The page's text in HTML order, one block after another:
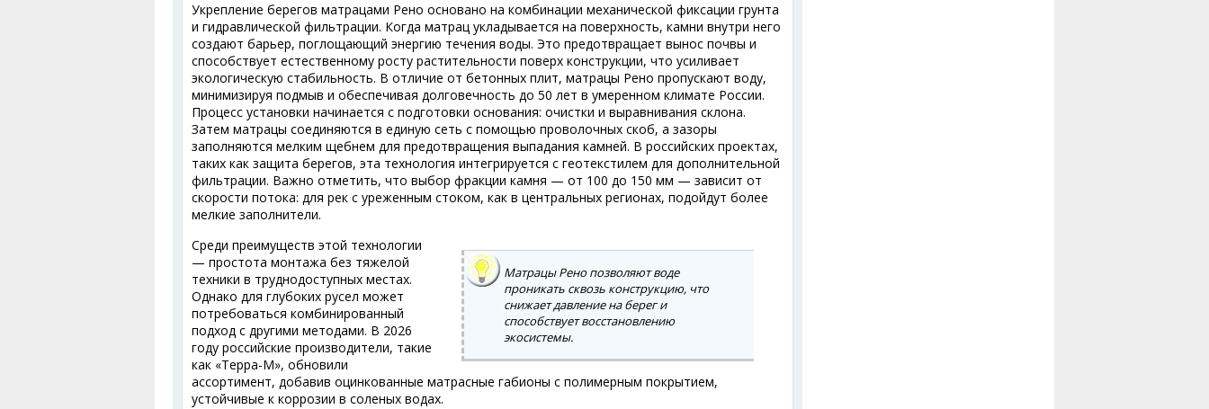
Укрепление берегов матрацами Рено основано на комбинации механической фиксации грунта
и гидравлической фильтрации. Когда матрац укладывается на поверхность, камни внутри него
создают барьер, поглощающий энергию течения воды. Это предотвращает вынос почвы и
способствует естественному росту растительности поверх конструкции, что усиливает
экологическую стабильность. В отличие от бетонных плит, матрацы Рено пропускают воду,
минимизируя подмыв и обеспечивая долговечность до 50 лет в умеренном климате России.
Процесс установки начинается с подготовки основания: очистки и выравнивания склона.
Затем матрацы соединяются в единую сеть с помощью проволочных скоб, а зазоры
заполняются мелким щебнем для предотвращения выпадания камней. В российских проектах,
таких как защита берегов, эта технология интегрируется с геотекстилем для дополнительной
фильтрации. Важно отметить, что выбор фракции камня — от 100 до 150 мм — зависит от
скорости потока: для рек с уреженным стоком, как в центральных регионах, подойдут более
мелкие заполнители.
Матрацы Рено позволяют воде
проникать сквозь конструкцию, что
снижает давление на берег и
способствует восстановлению
экосистемы.
Среди преимуществ этой технологии
— простота монтажа без тяжелой
техники в труднодоступных местах.
Однако для глубоких русел может
потребоваться комбинированный
подход с другими методами. В 2026
году российские производители, такие
как «Терра-М», обновили
ассортимент, добавив оцинкованные матрасные габионы с полимерным покрытием,
устойчивые к коррозии в соленых водах.